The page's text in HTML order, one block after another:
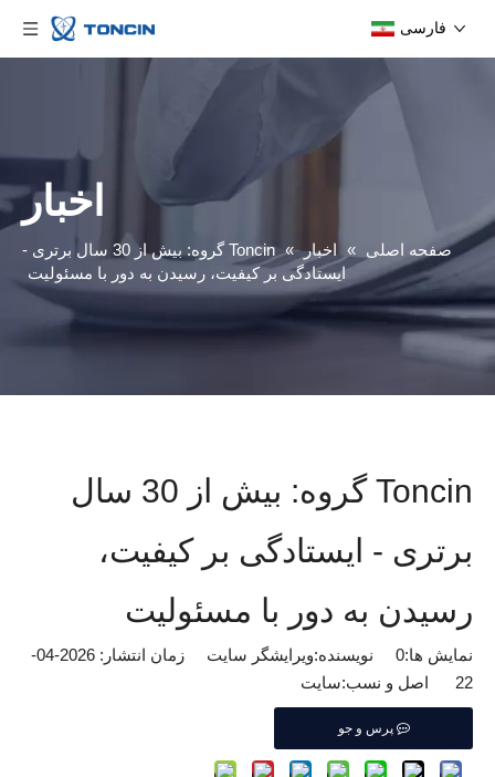
فارسی
اخبار
صفحه اصلی » اخبار »
Toncin گروه: بیش از 30 سال برتری -
ایستادگی بر کیفیت، رسیدن به دور با مسئولیت
Toncin گروه: بیش از 30 سال
برتری - ایستادگی بر کیفیت،
رسیدن به دور با مسئولیت
نمایش ها:0
نویسنده:ویرایشگر سایت زمان انتشار: 2026-04-
22 اصل و نسب:
سایت
پرس و جو